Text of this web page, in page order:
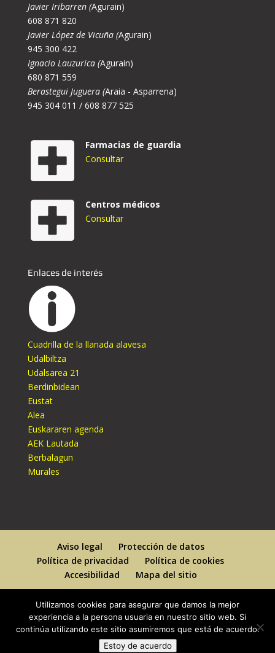
Javier Iribarren (Agurain)
608 871 820
Javier López de Vicuña (Agurain)
945 300 422
Ignacio Lauzurica (Agurain)
680 871 559
Berastegui Juguera (Araia - Asparrena)
945 304 011 / 608 877 525
Farmacias de guardia
Consultar
Centros médicos
Consultar
Enlaces de interés
Cuadrilla de la llanada alavesa
Udalbiltza
Udalsarea 21
Berdinbidean
Eustat
Alea
Euskararen agenda
AEK Lautada
Berbalagun
Murales
Aviso legal
Protección de datos
Política de privacidad
Política de cookies
Accesibilidad
Mapa del sitio
Designed ByElegant Themes| Powered By
WordPress
Utilizamos cookies para asegurar que damos la mejor
experiencia a la persona usuaria en nuestro sitio web. Si
continúa utilizando este sitio asumiremos que está de acuerdo.
Estoy de acuerdo